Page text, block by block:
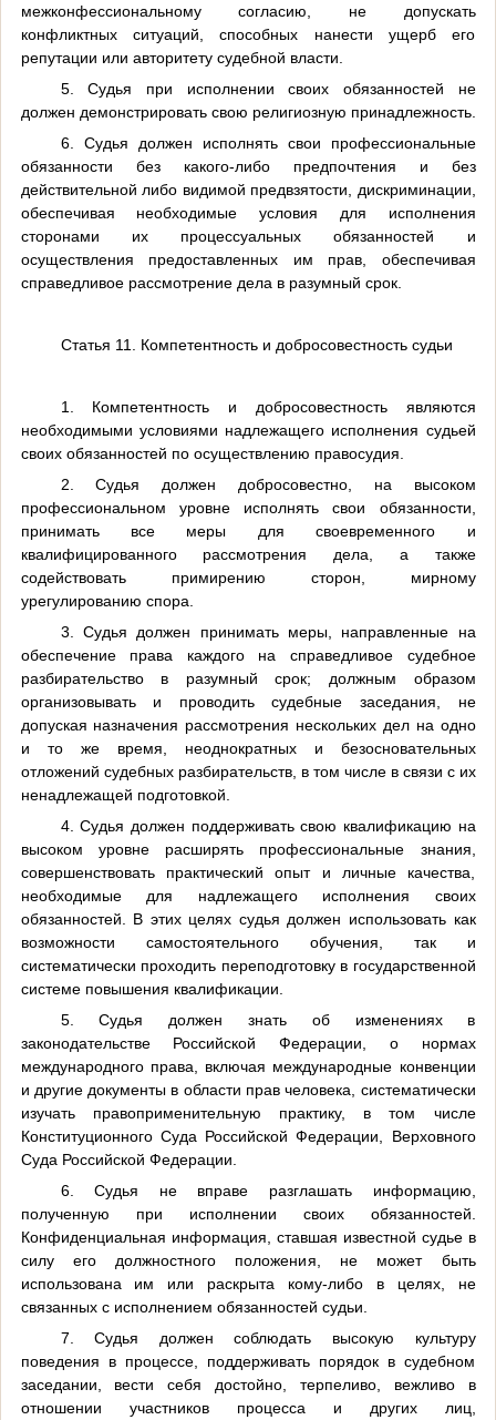
межконфессиональному согласию, не допускать
конфликтных ситуаций, способных нанести ущерб его
репутации или авторитету судебной власти.
5. Судья при исполнении своих обязанностей не
должен демонстрировать свою религиозную принадлежность.
6. Судья должен исполнять свои профессиональные
обязанности без какого-либо предпочтения и без
действительной либо видимой предвзятости, дискриминации,
обеспечивая необходимые условия для исполнения
сторонами их процессуальных обязанностей и
осуществления предоставленных им прав, обеспечивая
справедливое рассмотрение дела в разумный срок.
Статья 11. Компетентность и добросовестность судьи
1. Компетентность и добросовестность являются
необходимыми условиями надлежащего исполнения судьей
своих обязанностей по осуществлению правосудия.
2. Судья должен добросовестно, на высоком
профессиональном уровне исполнять свои обязанности,
принимать все меры для своевременного и
квалифицированного рассмотрения дела, а также
содействовать примирению сторон, мирному
урегулированию спора.
3. Судья должен принимать меры, направленные на
обеспечение права каждого на справедливое судебное
разбирательство в разумный срок; должным образом
организовывать и проводить судебные заседания, не
допуская назначения рассмотрения нескольких дел на одно
и то же время, неоднократных и безосновательных
отложений судебных разбирательств, в том числе в связи с их
ненадлежащей подготовкой.
4. Судья должен поддерживать свою квалификацию на
высоком уровне расширять профессиональные знания,
совершенствовать практический опыт и личные качества,
необходимые для надлежащего исполнения своих
обязанностей. В этих целях судья должен использовать как
возможности самостоятельного обучения, так и
систематически проходить переподготовку в государственной
системе повышения квалификации.
5. Судья должен знать об изменениях в
законодательстве Российской Федерации, о нормах
международного права, включая международные конвенции
и другие документы в области прав человека, систематически
изучать правоприменительную практику, в том числе
Конституционного Суда Российской Федерации, Верховного
Суда Российской Федерации.
6. Судья не вправе разглашать информацию,
полученную при исполнении своих обязанностей.
Конфиденциальная информация, ставшая известной судье в
силу его должностного положения, не может быть
использована им или раскрыта кому-либо в целях, не
связанных с исполнением обязанностей судьи.
7. Судья должен соблюдать высокую культуру
поведения в процессе, поддерживать порядок в судебном
заседании, вести себя достойно, терпеливо, вежливо в
отношении участников процесса и других лиц,